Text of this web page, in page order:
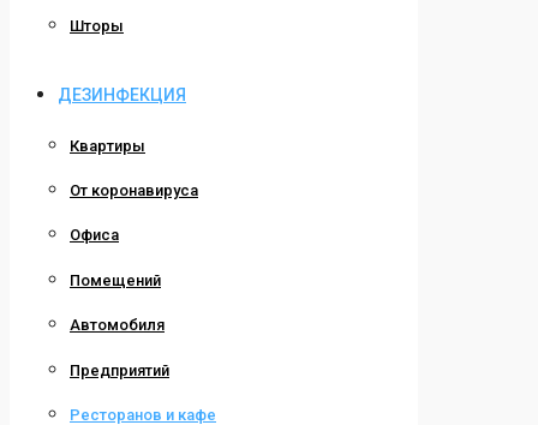
Шторы
ДЕЗИНФЕКЦИЯ
Квартиры
От коронавируса
Офиса
Помещений
Автомобиля
Предприятий
Ресторанов и кафе